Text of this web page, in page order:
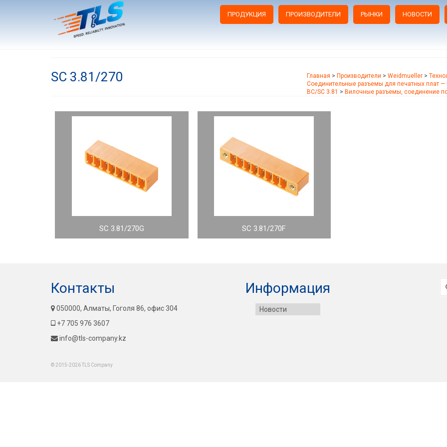
ПРОДУКЦИЯ ПРОИЗВОДИТЕЛИ РЫНКИ НОВОСТИ
SC 3.81/270 Главная > Производители > Weidmueller >
Соединительные разъемы для печатных плат —
BC/SC 3.81 > Вилочные разъемы, соединение
SC 3.81/270G SC 3.81/270F
Контакты
050000, Алматы, Гоголя 86, офис 304
+7 705 976 3607
info@tls-company.kz
Информация
Новости
© 2015-2026 TLS Company